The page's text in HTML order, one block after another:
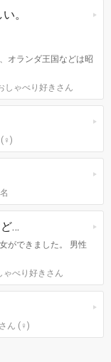
。
オランダ王国などは昭
しゃべり好きさん
(♀)
…
ができました。 男性
ゃべり好きさん
ん (♀)